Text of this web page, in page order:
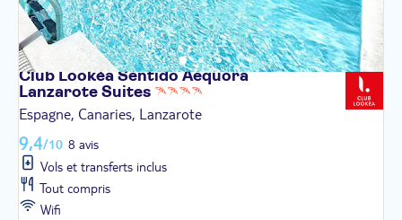
Club Lookéa Sentido Aequora
Lanzarote Suites
Espagne, Canaries, Lanzarote
9,4/10 8 avis
Vols et transferts inclus
Tout compris
Wifi